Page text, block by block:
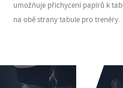
umožňuje přichycení papírů k
na obě strany tabule pro trenéry.